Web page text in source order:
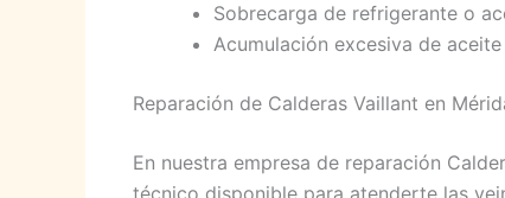
Sobrecarga de refrigerante o
Acumulación excesiva de
Reparación de Calderas Vaillant en
En nuestra empresa de reparación